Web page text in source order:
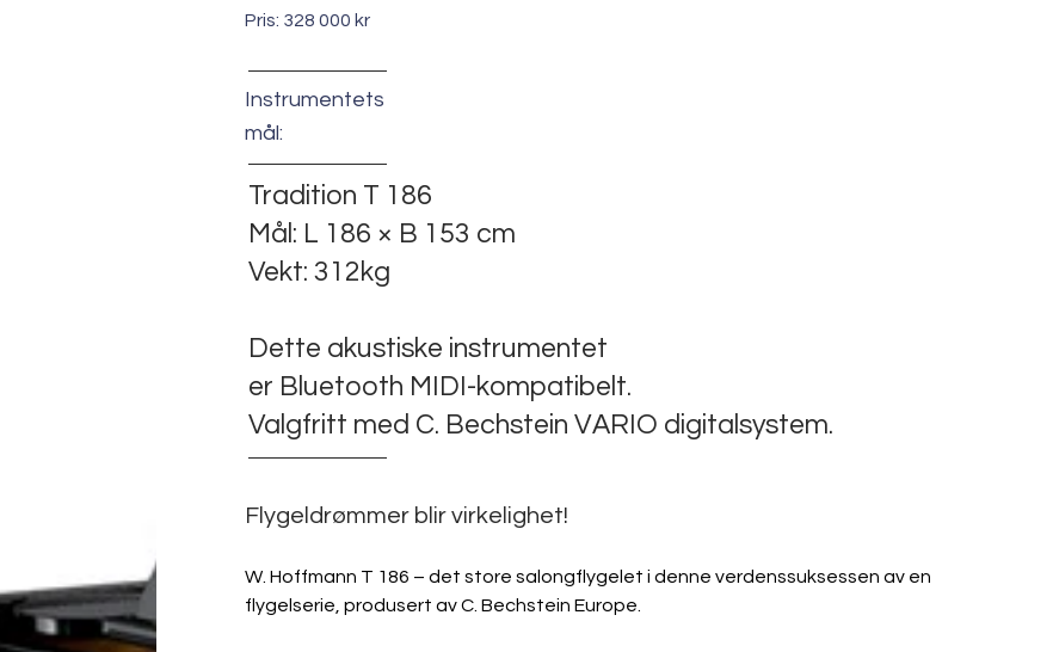
Pris: 328 000 kr
Instrumentets
mål:
Tradition T 186
Mål: L 186 × B 153 cm
Vekt: 312kg
Dette akustiske instrumentet
er Bluetooth MIDI-kompatibelt.
Valgfritt med C. Bechstein VARIO digitalsystem.
Flygeldrømmer blir virkelighet!
W. Hoffmann T 186 – det store salongflygelet i denne verdenssuksessen av en
flygelserie, produsert av C. Bechstein Europe.